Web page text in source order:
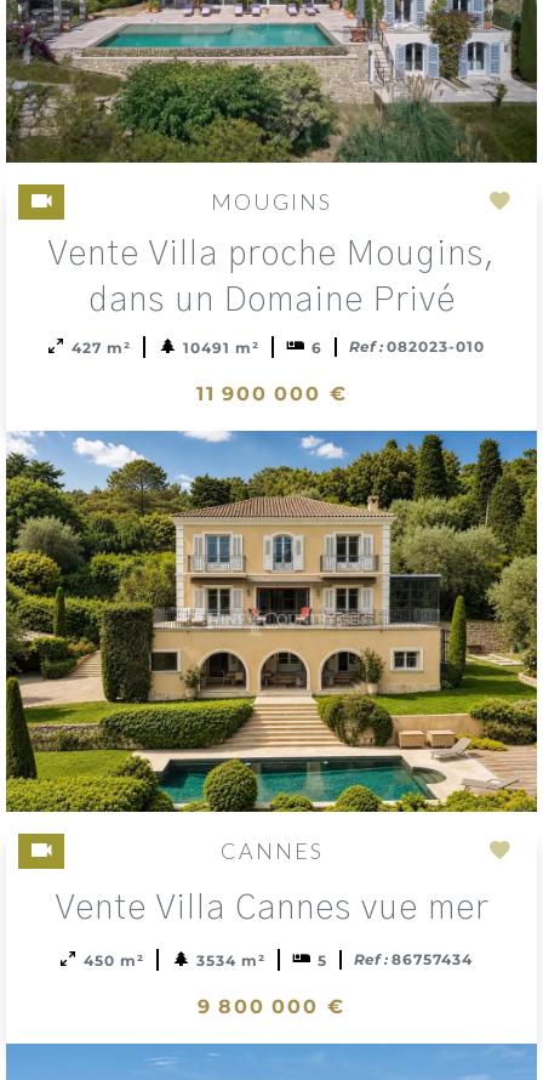
MOUGINS
Vente Villa proche Mougins,
dans un Domaine Privé
to
427 m² 10491 m² 6 Ref : 082023-010
11 900 000 €
CANNES
Vente Villa Cannes vue mer
450 m² 3534 m² 5 Ref : 86757434
9 800 000 €